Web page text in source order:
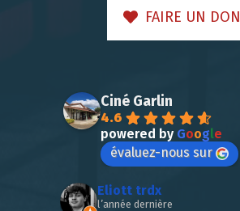
FAIRE UN DON
Ciné Garlin
4.6
powered by Google
évaluez-nous sur
Eliott trdx
l’année dernière